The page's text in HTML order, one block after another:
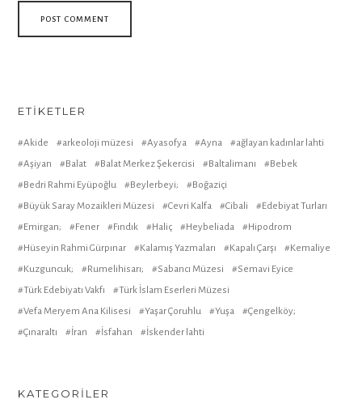
ETIKETLER
Akide arkeoloji müzesi Ayasofya Ayna
ağlayan kadınlar lahti
Aşiyan
Balat Balat Merkez Şekercisi Baltalimanı
Bebek
Bedri Rahmi Eyüpoğlu
Beylerbeyi;
Boğaziçi
Büyük Saray Mozaikleri Müzesi
Cevri Kalfa Cibali
Edebiyat Turları
Emirgan;
Fener Fındık Haliç Heybeliada
Hipodrom
Hüseyin Rahmi Gürpınar
Kalamış Yazmaları Kapalı Çarşı
Kemaliye
Kuzguncuk;
Rumelihisarı; Sabancı Müzesi
Semavi Eyice
Türk Edebiyatı Vakfı
Türk İslam Eserleri Müzesi
Vefa Meryem Ana Kilisesi
Yaşar Çoruhlu Yuşa
Çengelköy;
Çınaraltı
İran İsfahan İskender lahti
KATEGORILER